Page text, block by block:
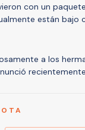
con un
están
a los